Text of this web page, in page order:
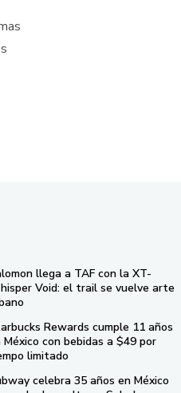
llega a TAF con la XT-
Void: el trail se vuelve arte
Rewards cumple 11 años
México con bebidas a $49 por
limitado
celebra 35 años en México